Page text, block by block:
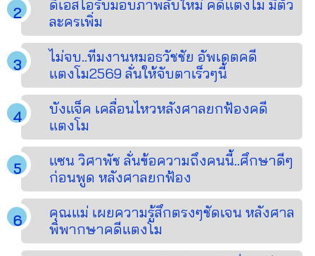
ดีเอสไอรับมอบภาพลับใหม่ คดีแตงโม มีตัว
ละครเพิ่ม
ไม่จบ..ทีมงานหมอธวัชชัย อัพเดตคดี
แตงโม2569 ลั่นให้จับตาเร็วๆนี้
บังแจ็ค เคลื่อนไหวหลังศาลยกฟ้องคดี
แตงโม
แซน วิศาพัช ลั่นข้อความถึงคนนี้..ศึกษาดีๆ
ก่อนพูด หลังศาลยกฟ้อง
คุณแม่ เผยความรู้สึกตรงๆชัดเจน หลังศาล
พิพากษาคดีแตงโม